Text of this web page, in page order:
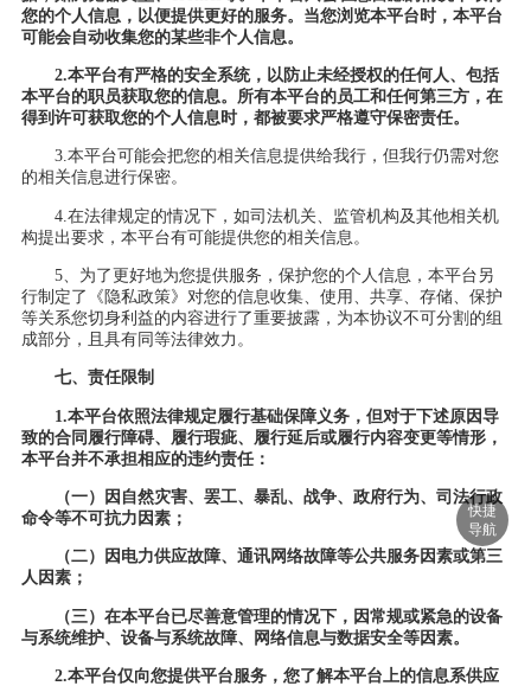
快捷
导航
您的个人信息，以便提供更好的服务。当您浏览本平台时，本平台
可能会自动收集您的某些非个人信息。
2.本平台有严格的安全系统，以防止未经授权的任何人、包括
本平台的职员获取您的信息。所有本平台的员工和任何第三方，在
得到许可获取您的个人信息时，都被要求严格遵守保密责任。
3.本平台可能会把您的相关信息提供给我行，但我行仍需对您
的相关信息进行保密。
4.在法律规定的情况下，如司法机关、监管机构及其他相关机
构提出要求，本平台有可能提供您的相关信息。
5、为了更好地为您提供服务，保护您的个人信息，本平台另
行制定了《隐私政策》对您的信息收集、使用、共享、存储、保护
等关系您切身利益的内容进行了重要披露，为本协议不可分割的组
成部分，且具有同等法律效力。
七、 责任限制
1.本平台依照法律规定履行基础保障义务，但对于下述原因导
致的合同履行障碍、履行瑕疵、履行延后或履行内容变更等情形，
本平台并不承担相应的违约责任：
（一）因自然灾害、罢工、暴乱、战争、政府行为、司法行政
命令等不可抗力因素；
（二）因电力供应故障、通讯网络故障等公共服务因素或第三
人因素；
（三）在本平台已尽善意管理的情况下，因常规或紧急的设备
与系统维护、设备与系统故障、网络信息与数据安全等因素。
2.本平台仅向您提供平台服务，您了解本平台上的信息系供应